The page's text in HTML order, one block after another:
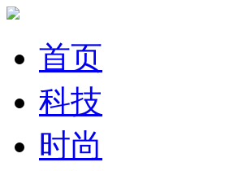
首页
科技
时尚